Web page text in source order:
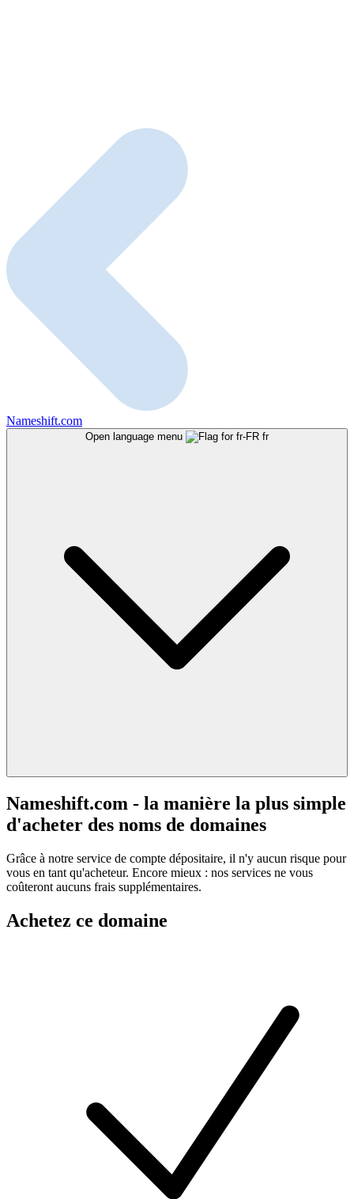
Nameshift.com
Open language menu fr
Nameshift.com - la manière la plus simple
d'acheter des noms de domaines
Grâce à notre service de compte dépositaire, il n'y aucun risque pour
vous en tant qu'acheteur. Encore mieux : nos services ne vous
coûteront aucuns frais supplémentaires.
Achetez ce domaine